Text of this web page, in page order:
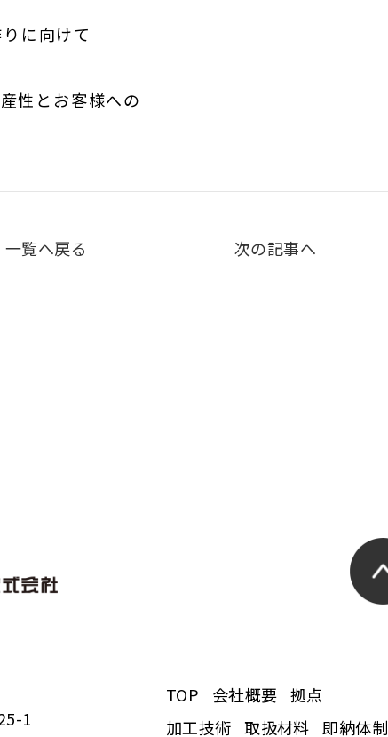
に向けて
性とお客様への
一覧へ戻る 次の記事へ
1
TOP 会社概要 拠点
加工技術 取扱材料 即納体制